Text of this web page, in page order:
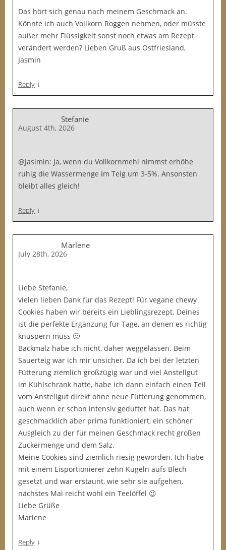
Das hört sich genau nach meinem Geschmack an.
Könnte ich auch Vollkorn Roggen nehmen, oder müsste
außer mehr Flüssigkeit sonst noch etwas am Rezept
verändert werden? Lieben Gruß aus Ostfriesland,
Jasmin
Reply ↓
Stefanie
August 4th, 2026
@Jasimin: Ja, wenn du Vollkornmehl nimmst erhöhe
ruhig die Wassermenge im Teig um 3-5%. Ansonsten
bleibt alles gleich!
Reply ↓
Marlene
July 28th, 2026
Liebe Stefanie,
vielen lieben Dank für das Rezept! Für vegane chewy
Cookies haben wir bereits ein Lieblingsrezept. Deines
ist die perfekte Ergänzung für Tage, an denen es richtig
knuspern muss 🙂
Backmalz habe ich nicht, daher weggelassen. Beim
Sauerteig war ich mir unsicher. Da ich bei der letzten
Fütterung ziemlich großzügig war und viel Anstellgut
im Kühlschrank hatte, habe ich dann einfach einen Teil
vom Anstellgut direkt ohne neue Fütterung genommen,
auch wenn er schon intensiv geduftet hat. Das hat
geschmacklich aber prima funktioniert, ein schöner
Ausgleich zu der für meinen Geschmack recht großen
Zuckermenge und dem Salz.
Meine Cookies sind ziemlich riesig geworden. Ich habe
mit einem Eisportionierer zehn Kugeln aufs Blech
gesetzt und war erstaunt, wie sehr sie aufgehen,
nächstes Mal reicht wohl ein Teelöffel 😉
Liebe Grüße
Marlene
Reply ↓